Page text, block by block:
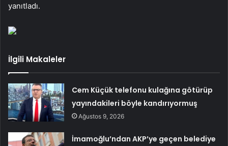
yanıtladı.
İlgili Makaleler
Cem Küçük telefonu kulağına götürüp
yayındakileri böyle kandırıyormuş
Ağustos 9, 2026
İmamoğlu’ndan AKP’ye geçen belediye